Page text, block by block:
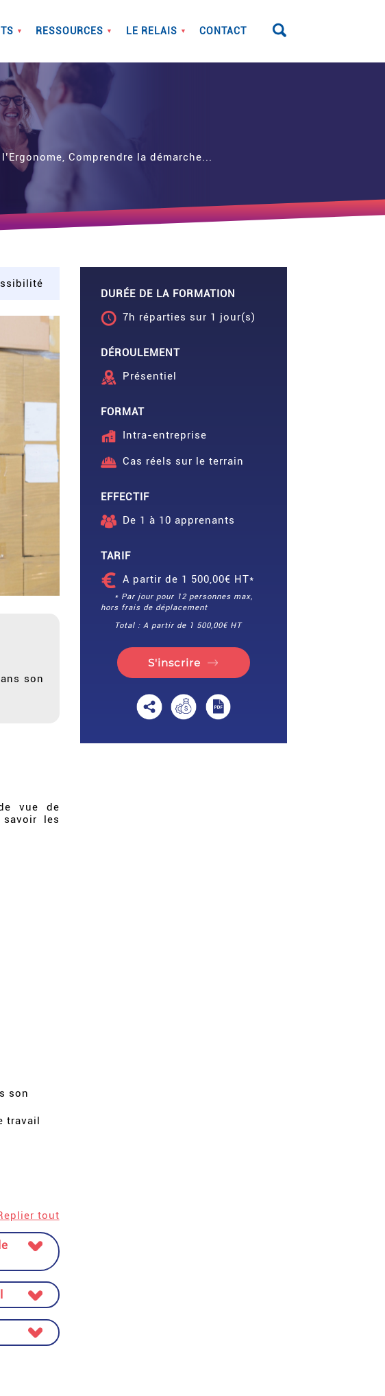
▼ RESSOURCES ▼ LE RELAIS ▼ CONTACT
Comprendre la démarche...
son
vue de
savoir les
son
travail
tout
DURÉE DE LA FORMATION
7h réparties sur 1 jour(s)
DÉROULEMENT
Présentiel
FORMAT
Intra-entreprise
Cas réels sur le terrain
EFFECTIF
De 1 à 10 apprenants
TARIF
A partir de 1 500,00€ HT*
* Par jour pour 12 personnes max,
hors frais de déplacement
Total : A partir de 1 500,00€ HT
S'inscrire